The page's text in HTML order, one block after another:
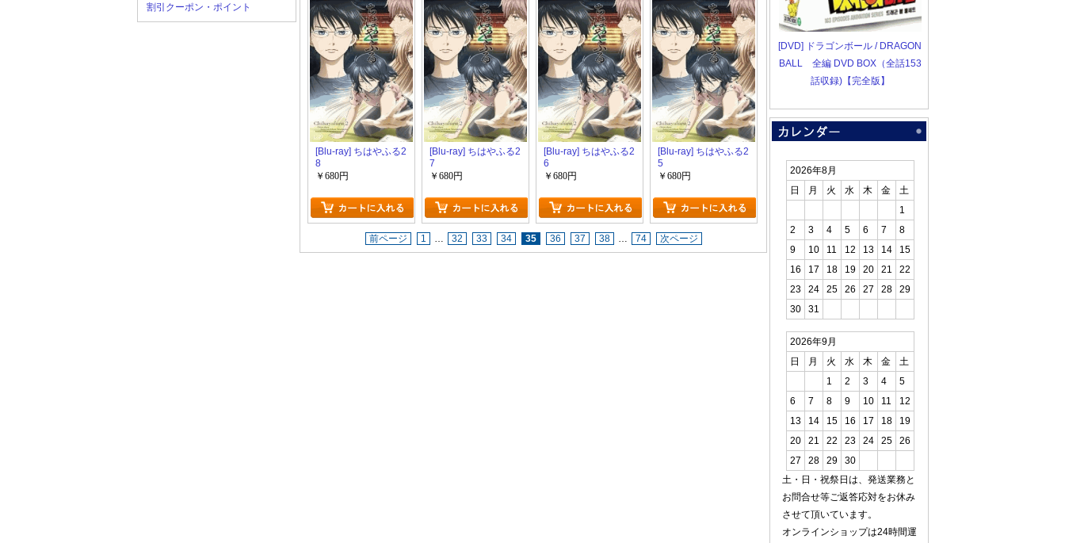
割引クーポン・ポイント
[Blu-ray] ちはやふる2
8
￥680円
[Blu-ray] ちはやふる2
7
￥680円
[Blu-ray] ちはやふる2
6
￥680円
[Blu-ray] ちはやふる2
5
￥680円
前ページ 1 … 32 33 34 35 36 37 38 … 74 次ページ
[DVD] ドラゴンボール / DRAGON
BALL 全編 DVD BOX（全話153
話収録)【完全版】
2026年8月
日
月 火 水 木 金
土
1
2
3 4 5 6 7
8
9
10 11 12 13 14
15
16
17 18 19 20 21
22
23
24 25 26 27 28
29
30
31
2026年9月
日
月 火 水 木 金
土
1
2 3 4
5
6
7 8 9 10 11
12
13
14 15 16 17 18
19
20
21 22 23 24 25
26
27
28 29
30
土・日・祝祭日は、発送業務と
お問合せ等ご返答応対をお休み
させて頂いています。
オンラインショップは24時間運